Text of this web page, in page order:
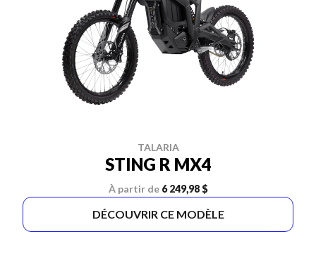
TALARIA
STING R MX4
À partir de 6 249,98 $
DÉCOUVRIR CE MODÈLE